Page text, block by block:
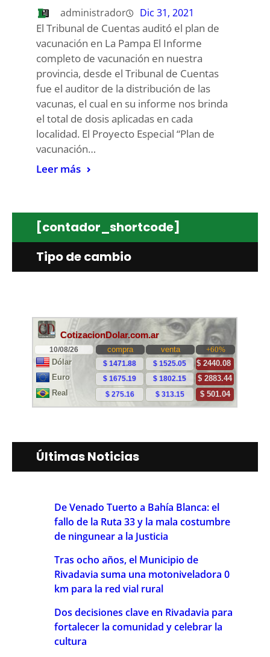
administrador Dic 31, 2021
El Tribunal de Cuentas auditó el plan de
vacunación en La Pampa El Informe
completo de vacunación en nuestra
provincia, desde el Tribunal de Cuentas
fue el auditor de la distribución de las
vacunas, el cual en su informe nos brinda
el total de dosis aplicadas en cada
localidad. El Proyecto Especial “Plan de
vacunación…
Leer más
[contador_shortcode]
Tipo de cambio
Últimas Noticias
De Venado Tuerto a Bahía Blanca: el
fallo de la Ruta 33 y la mala costumbre
de ningunear a la Justicia
Tras ocho años, el Municipio de
Rivadavia suma una motoniveladora 0
km para la red vial rural
Dos decisiones clave en Rivadavia para
fortalecer la comunidad y celebrar la
cultura